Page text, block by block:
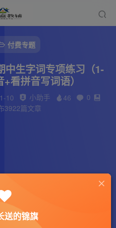
付费专题
中生字词专项练习（1-
看拼音写词语）
10 小助手 46
0
3922篇文章
送的锦旗